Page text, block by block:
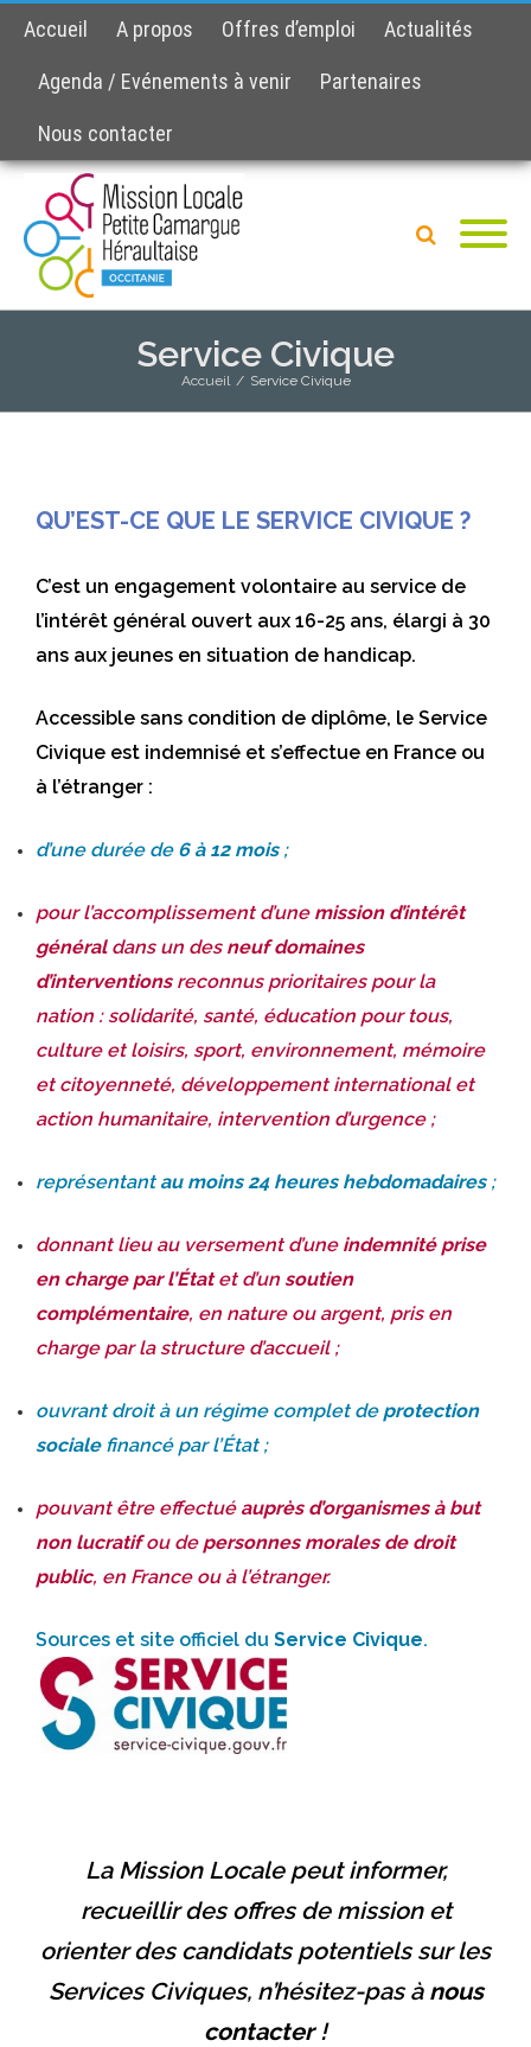
Accueil A propos Offres d’emploi Actualités
Agenda / Evénements à venir Partenaires
Nous contacter
Service Civique
Accueil / Service Civique
QU’EST-CE QUE LE SERVICE CIVIQUE ?
C’est un engagement volontaire au service de
l’intérêt général ouvert aux 16-25 ans, élargi à 30
ans aux jeunes en situation de handicap.
Accessible sans condition de diplôme, le Service
Civique est indemnisé et s’effectue en France ou
à l’étranger :
d’une durée de6 à 12 mois;
pour l’accomplissement d’une mission d’intérêt
généraldans un des neuf domaines
d’interventionsreconnus prioritaires pour la
nation : solidarité, santé, éducation pour tous,
culture et loisirs, sport, environnement, mémoire
et citoyenneté, développement international et
action humanitaire, intervention d’urgence ;
représentant au moins 24 heures hebdomadaires ;
donnant lieu au versement d’une indemnité prise
en charge par l’Étatet d’un soutien
complémentaire, en nature ou argent, pris en
charge par la structure d’accueil ;
ouvrant droit à un régime complet de protection
socialefinancé par l’État ;
pouvant être effectué auprès d’organismes à but
non lucratifou de personnes morales de droit
public, en France ou à l’étranger.
Sources et site officiel du Service Civique.
La Mission Locale peut informer,
recueillir des offres de mission et
orienter des candidats potentiels sur les
Services Civiques, n’hésitez-pas à nous
contacter!